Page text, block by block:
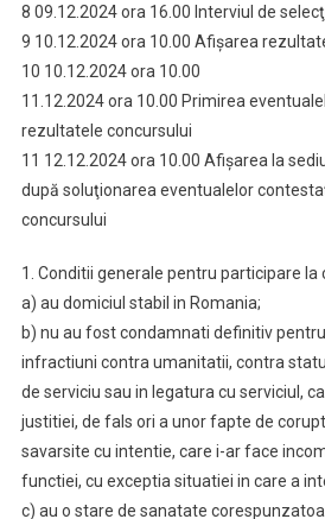
8 09.12.2024 ora 16.00 Interviul de
9 10.12.2024 ora 10.00 Afişarea
10 10.12.2024 ora 10.00
11.12.2024 ora 10.00 Primirea
rezultatele concursului
11 12.12.2024 ora 10.00 Afişarea la
după soluţionarea eventualelor
concursului
1. Conditii generale pentru participare la
a) au domiciul stabil in Romania;
b) nu au fost condamnati definitiv
infractiuni contra umanitatii, contra
de serviciu sau in legatura cu serviciul,
justitiei, de fals ori a unor fapte de
savarsite cu intentie, care i-ar face
functiei, cu exceptia situatiei in care a
c) au o stare de sanatate